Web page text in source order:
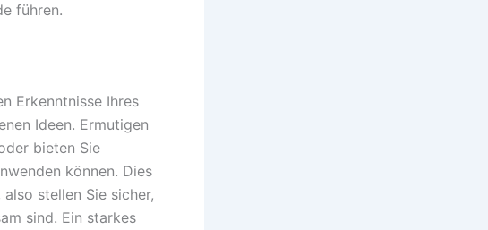
führen.
Erkenntnisse Ihres
Ideen. Ermutigen
bieten Sie
können. Dies
stellen Sie sicher,
sind. Ein starkes